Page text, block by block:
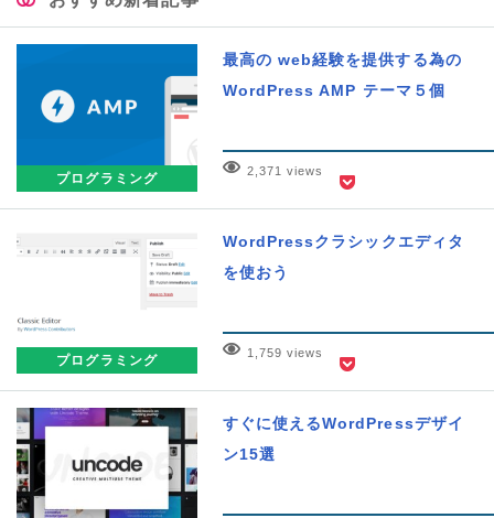
プログラミング
最高の web経験を提供する為の
WordPress AMP テーマ５個
2,371 views
プログラミング
WordPressクラシックエディタ
を使おう
1,759 views
すぐに使えるWordPressデザイ
ン15選